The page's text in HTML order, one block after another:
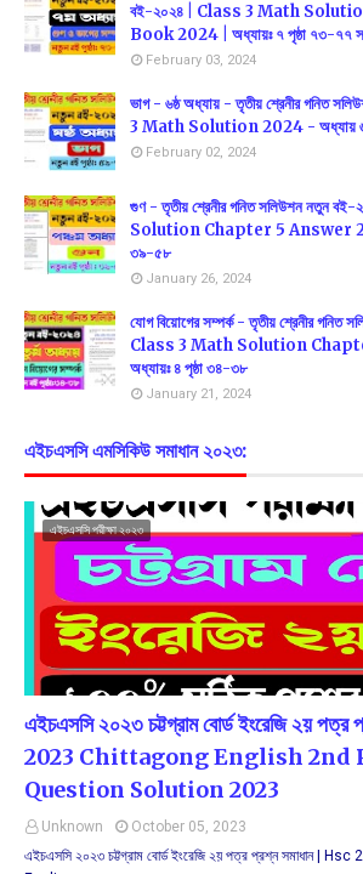
বই-২০২৪ | Class 3 Math
Book 2024 | অধ্যায়ঃ ৭ পৃষ্ঠা ৭৩-৭৭
February 03, 2024
ভাগ - ৬ষ্ঠ অধ্যায় - তৃতীয় শ্রেনীর গনিত
3 Math Solution 2024 - অধ্যায় ৬
February 02, 2024
গুণ - তৃতীয় শ্রেনীর গনিত সলিউশন নতুন
Solution Chapter 5 Answer
৩৯-৫৮
January 26, 2024
যোগ বিয়োগের সম্পর্ক - তৃতীয় শ্রেনীর গনিত
Class 3 Math Solution
অধ্যায়ঃ ৪ পৃষ্ঠা ৩৪-৩৮
January 21, 2024
এইচএসসি এমসিকিউ সমাধান ২০২৩:
এইচএসসি পরীক্ষা ২০২৩
এইচএসসি ২০২৩ চট্টগ্রাম বোর্ড ইংরেজি ২য়
2023 Chittagong English 2nd
Question Solution 2023
Unknown
October 05, 2023
এইচএসসি ২০২৩ চট্টগ্রাম বোর্ড ইংরেজি ২য় পত্র প্রশ্ন সমাধান |